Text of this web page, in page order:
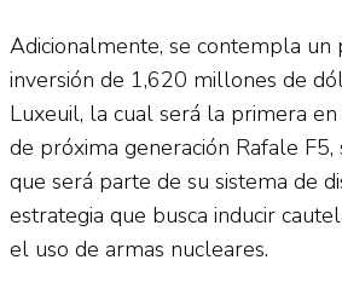
Adicionalmente, se contempla un
inversión de 1,620 millones de
Luxeuil, la cual será la primera
de próxima generación Rafale F5,
que será parte de su sistema de
estrategia que busca inducir
el uso de armas nucleares.